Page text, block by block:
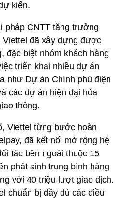
kiến.
pháp CNTT tăng trưởng
Viettel đã xây dựng được
đặc biệt nhóm khách hàng
triển khai nhiều dự án
như Dự án Chính phủ điện
các dự án hiện đại hóa
thông.
Viettel từng bước hoàn
đã kết nối mở rộng hệ
tác bên ngoài thuộc 15
phát sinh trung bình hàng
với 40 triệu lượt giao dịch.
chuẩn bị đầy đủ các điều